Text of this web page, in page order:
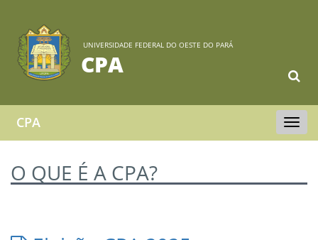
UNIVERSIDADE FEDERAL DO OESTE DO PARÁ
CPA
Toggle
CPA
O QUE É A CPA?